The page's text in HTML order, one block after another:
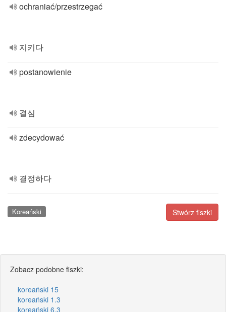
ochraniać/przestrzegać
지키다
postanowienie
결심
zdecydować
결정하다
Stwórz fiszki
Koreański
Zobacz podobne fiszki:
koreański 15
koreański 1.3
koreański 6.3